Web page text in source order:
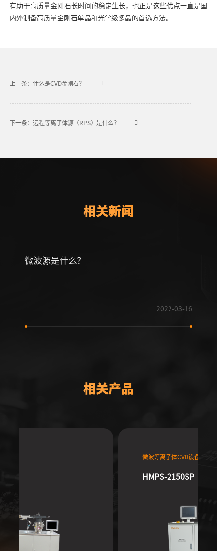
有助于高质量金刚石长时间的稳定生长，也正是这些优点一直是国
内外制备高质量金刚石单晶和光学级多晶的首选方法。
上一条：什么是CVD金刚石？
下一条：远程等离子体源（RPS）是什么？
相关新闻
微波源是什么？
2022-03-16
相关产品
微波等离子体CVD
HMPS-2100SP